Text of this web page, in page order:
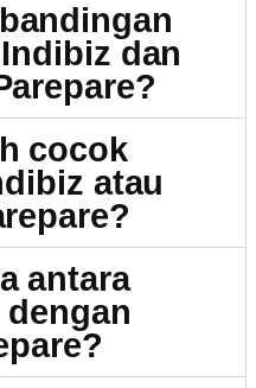
dan
cocok
atau
antara
dengan